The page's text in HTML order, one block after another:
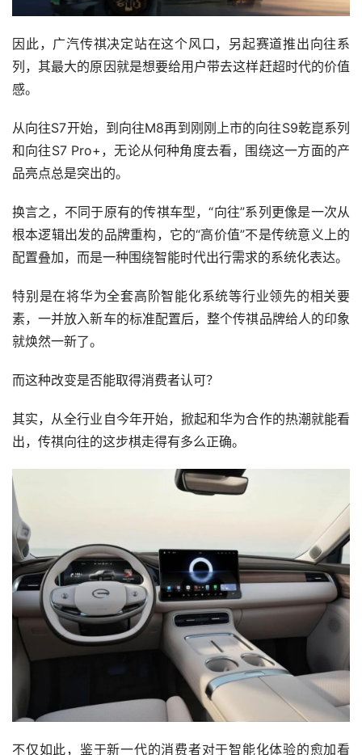
因此，广汽传祺决定站在这个风口，另起赛道推出向往系
列，其最大的原因就是想要给用户带去这样赶超时代的价值
感。
从向往S7开始，到向往M8再到刚刚上市的向往S9乾崑系列
和向往S7 Pro+，无论从何种角度去看，围绕这一方面的产
品亮点总是突出的。
换言之，不同于原有的传祺车型，“向往”系列更像是一次从
根本逻辑出发的品牌重构，它的“高价值”不是传统意义上的
配置叠加，而是一种围绕智能时代出行需求的系统化表达。
特别是在将华为全套高阶智能化系统等行业领先的相关要
素，一并放入新车的标准配置后，整个传祺品牌给人的印象
就焕然一新了。
而这种改变是否能取得消费者认可？
其实，从全行业自今年开始，掀起和华为合作的热潮就能看
出，传祺向往的这步棋走得有多么正确。
不仅如此，鉴于新一代的消费者对于智能化体验的愈加看